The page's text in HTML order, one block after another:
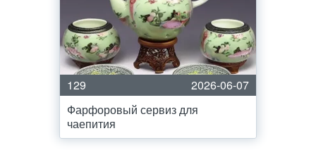
129
2026-06-07
Фарфоровый сервиз для
чаепития